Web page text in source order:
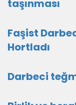
taşınması
Faşist
Hortladı
Darbeci